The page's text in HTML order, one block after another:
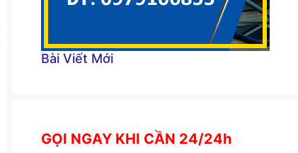
Bài Viết Mới
GỌI NGAY KHI CẦN 24/24h